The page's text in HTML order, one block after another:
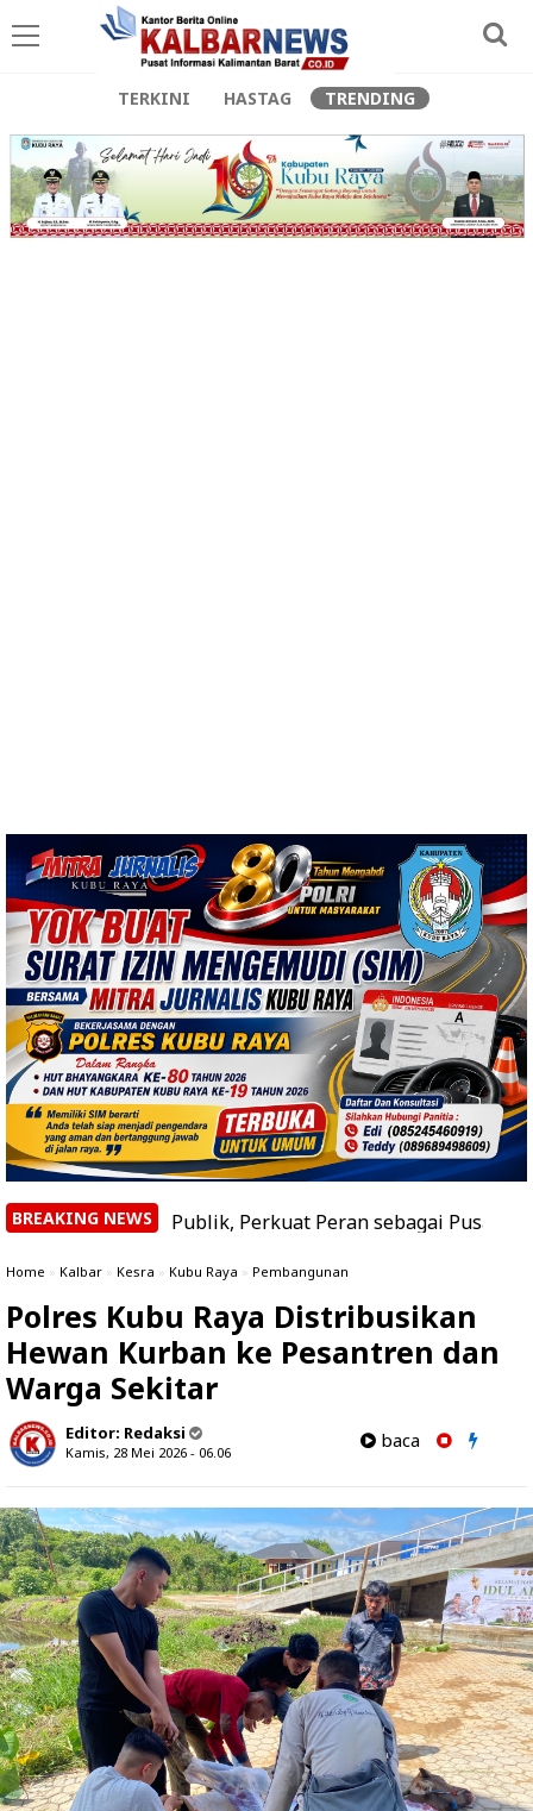
TERKINI HASTAG TRENDING
BREAKING NEWS
Publik, Perkuat Peran sebagai Pusat Keunggulan
Home » Kalbar » Kesra » Kubu Raya » Pembangunan
Polres Kubu Raya Distribusikan
Hewan Kurban ke Pesantren dan
Warga Sekitar
Editor: Redaksi
Kamis, 28 Mei 2026 - 06.06
baca